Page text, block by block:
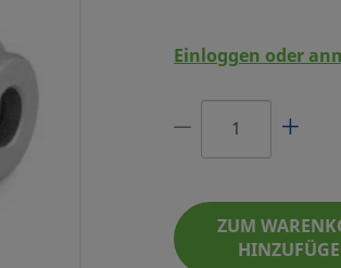
4 ZOLL SWAGELOK
PSIG) NOMINALER
SC-11 GEREINIGT
Einloggen oder
ZUM